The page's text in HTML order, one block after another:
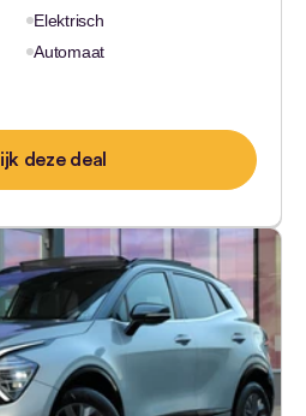
Elektrisch
Automaat
deze deal